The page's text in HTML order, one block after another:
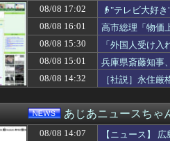
【画像】45歳女のビキニ水着
【悲報】ワイ、軽貨物ドライ
【朗報】ショートスリーパ
【画像】「魔」の略字ってな
【困惑】佐藤二朗、妻とのハ
【画像】女の子たち「メイ
【朗報】ドジャースさん、佐
【動画】役満ボディ・岡田紗
【衝撃】マツコ、バスタオル
ドイツ、熱中症で10,000人以
08/08 17:02
👴"テレビ大好
08/08 16:01
高市総理「物価
08/08 15:30
「外国人受け
08/08 15:01
兵庫県斎藤知事
08/08 14:32
［社説］永住
あじあニュースちゃ
08/08 14:07
【ニュース】